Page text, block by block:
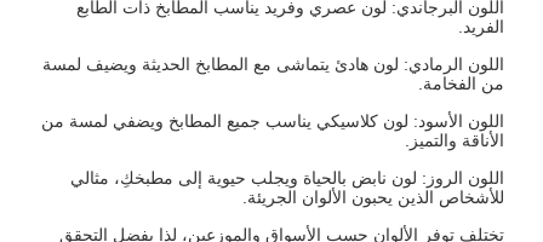
اللون البرجاندي: لون عصري وفريد يناسب المطابخ ذات الطابع
الفريد.
اللون الرمادي: لون هادئ يتماشى مع المطابخ الحديثة ويضيف لمسة
من الفخامة.
اللون الأسود: لون كلاسيكي يناسب جميع المطابخ ويضفي لمسة من
الأناقة والتميز.
اللون الروز: لون نابض بالحياة ويجلب حيوية إلى مطبخكِ، مثالي
للأشخاص الذين يحبون الألوان الجريئة.
تختلف توفر الألوان حسب الأسواق والموزعين، لذا يفضل التحقق